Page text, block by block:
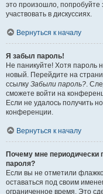
это произошло, попробуйте
участвовать в дискуссиях.
Вернуться к началу
Я забыл пароль!
Не паникуйте! Хотя пароль
новый. Перейдите на
ссылку Забыли пароль?.
сможете войти на
Если не удалось получить
конференции.
Вернуться к началу
Почему мне периодически
пароля?
Если вы не отметили
оставаться под своим
ограниченное время. Это